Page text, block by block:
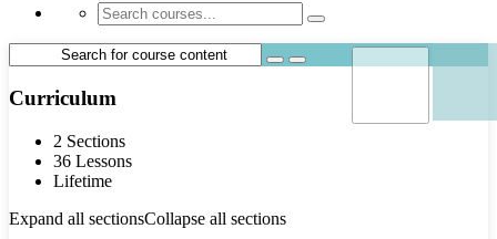
Curriculum
2 Sections
36 Lessons
Lifetime
Expand all sectionsCollapse all sections